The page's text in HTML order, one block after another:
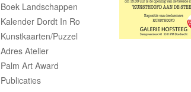
Boek Landschappen
Kalender Dordt In Ro
Kunstkaarten/puzzel
Adres Atelier
Palm Art Award
Publicaties